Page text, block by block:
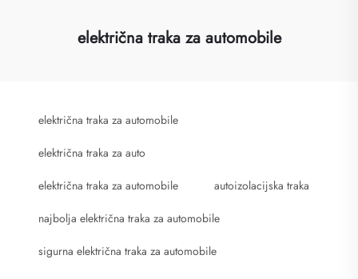
električna traka za automobile
električna traka za automobile
električna traka za auto
električna traka za automobile autoizolacijska traka
najbolja električna traka za automobile
sigurna električna traka za automobile